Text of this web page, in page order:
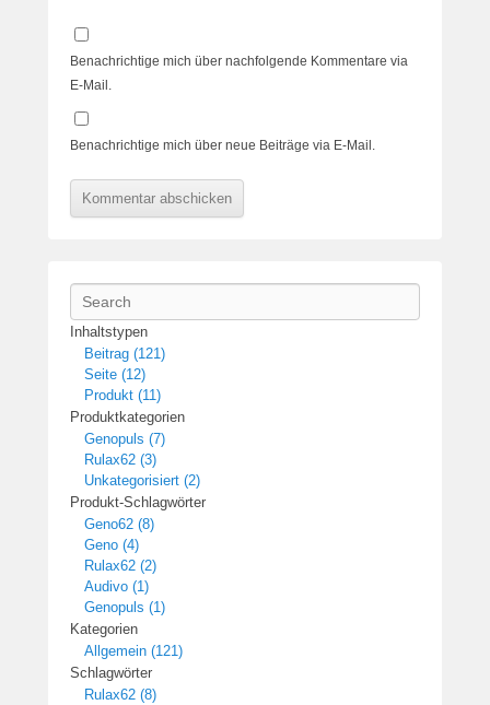
Benachrichtige mich über nachfolgende Kommentare via
E-Mail.
Benachrichtige mich über neue Beiträge via E-Mail.
Search
Inhaltstypen
Beitrag (121)
Seite (12)
Produkt (11)
Produktkategorien
Genopuls (7)
Rulax62 (3)
Unkategorisiert (2)
Produkt-Schlagwörter
Geno62 (8)
Geno (4)
Rulax62 (2)
Audivo (1)
Genopuls (1)
Kategorien
Allgemein (121)
Schlagwörter
Rulax62 (8)